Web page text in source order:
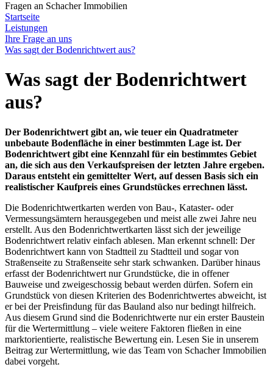
Fragen an Schacher Immobilien
Startseite
Leistungen
Ihre Frage an uns
Was sagt der Bodenrichtwert aus?
Was sagt der Bodenrichtwert
aus?
Der Bodenrichtwert gibt an, wie teuer ein Quadratmeter
unbebaute Bodenfläche in einer bestimmten Lage ist. Der
Bodenrichtwert gibt eine Kennzahl für ein bestimmtes Gebiet
an, die sich aus den Verkaufspreisen der letzten Jahre ergeben.
Daraus entsteht ein gemittelter Wert, auf dessen Basis sich ein
realistischer Kaufpreis eines Grundstückes errechnen lässt.
Die Bodenrichtwertkarten werden von Bau-, Kataster- oder
Vermessungsämtern herausgegeben und meist alle zwei Jahre neu
erstellt. Aus den Bodenrichtwertkarten lässt sich der jeweilige
Bodenrichtwert relativ einfach ablesen. Man erkennt schnell: Der
Bodenrichtwert kann von Stadtteil zu Stadtteil und sogar von
Straßenseite zu Straßenseite sehr stark schwanken. Darüber hinaus
erfasst der Bodenrichtwert nur Grundstücke, die in offener
Bauweise und zweigeschossig bebaut werden dürfen. Sofern ein
Grundstück von diesen Kriterien des Bodenrichtwertes abweicht, ist
er bei der Preisfindung für das Bauland also nur bedingt hilfreich.
Aus diesem Grund sind die Bodenrichtwerte nur ein erster Baustein
für die Wertermittlung – viele weitere Faktoren fließen in eine
marktorientierte, realistische Bewertung ein. Lesen Sie in unserem
Beitrag zur Wertermittlung, wie das Team von Schacher Immobilien
dabei vorgeht.